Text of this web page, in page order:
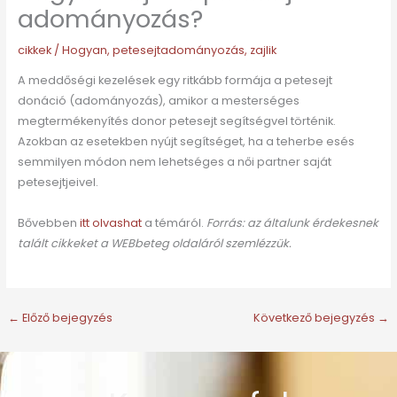
adományozás?
cikkek/ Hogyan, petesejtadományozás, zajlik
A meddőségi kezelések egy ritkább formája a petesejt
donáció (adományozás), amikor a mesterséges
megtermékenyítés donor petesejt segítségvel történik.
Azokban az esetekben nyújt segítséget, ha a teherbe esés
semmilyen módon nem lehetséges a női partner saját
petesejtjeivel.
Bővebben itt olvashat a témáról. Forrás: az általunk érdekesnek
talált cikkeket a WEBbeteg oldaláról szemlézzük.
← Előző bejegyzés Következő bejegyzés →